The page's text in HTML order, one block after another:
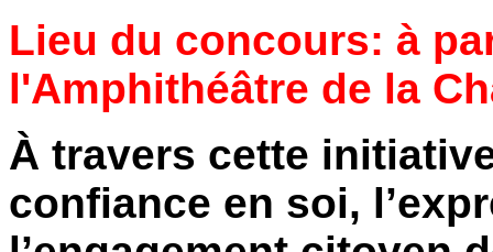
Lieu du concours: à
l'Amphithéâtre de la
À travers cette
confiance en soi,